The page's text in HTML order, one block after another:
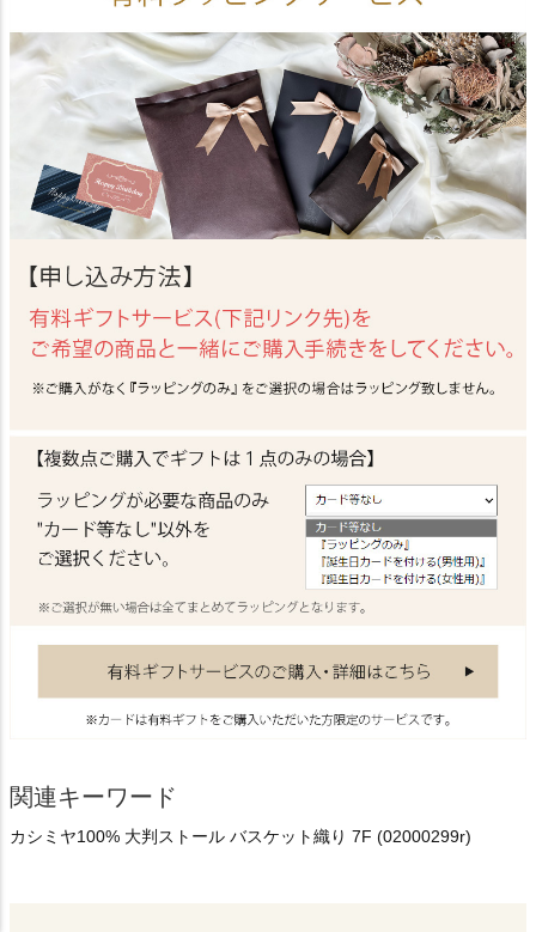
関連キーワード
カシミヤ100% 大判ストール バスケット織り 7F (02000299r)